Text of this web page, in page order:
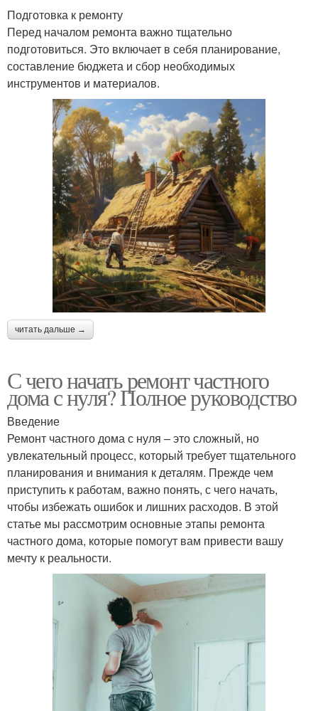
Подготовка к ремонту
Перед началом ремонта важно тщательно
подготовиться. Это включает в себя планирование,
составление бюджета и сбор необходимых
инструментов и материалов.
читать дальше →
С чего начать ремонт частного
дома с нуля? Полное руководство
Введение
Ремонт частного дома с нуля – это сложный, но
увлекательный процесс, который требует тщательного
планирования и внимания к деталям. Прежде чем
приступить к работам, важно понять, с чего начать,
чтобы избежать ошибок и лишних расходов. В этой
статье мы рассмотрим основные этапы ремонта
частного дома, которые помогут вам привести вашу
мечту к реальности.